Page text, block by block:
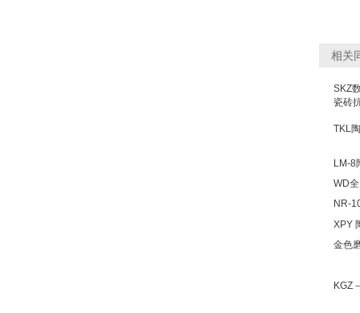
相关
SKZ
瓷砖
TKL
LM-8
WD
NR-
XPY
金色
KGZ